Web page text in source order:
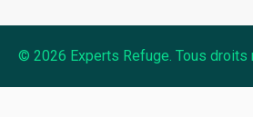
© 2026 Experts Refuge. Tous droits